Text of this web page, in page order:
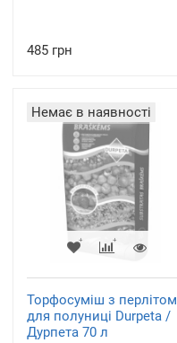
485 грн
Немає в наявності
Торфосуміш з перлітом
для полуниці Durpeta /
Дурпета 70 л